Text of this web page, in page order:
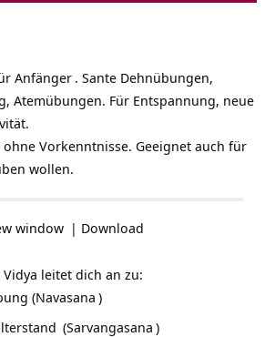
Anfänger . Sante Dehnübungen,
Atemübungen. Für Entspannung, neue
ohne Vorkenntnisse. Geeignet auch für
wollen.
window | Download
Vidya leitet dich an zu:
(Navasana )
(Sarvangasana )